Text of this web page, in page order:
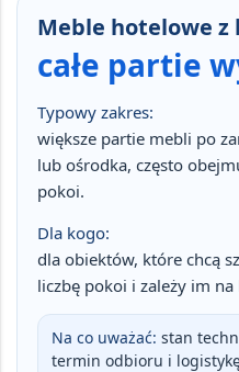
Meble hotelowe
całe partie
Typowy zakres:
większe partie mebli po
lub ośrodka, często
pokoi.
Dla kogo:
dla obiektów, które chcą
liczbę pokoi i zależy im
Na co uważać: stan
termin odbioru i